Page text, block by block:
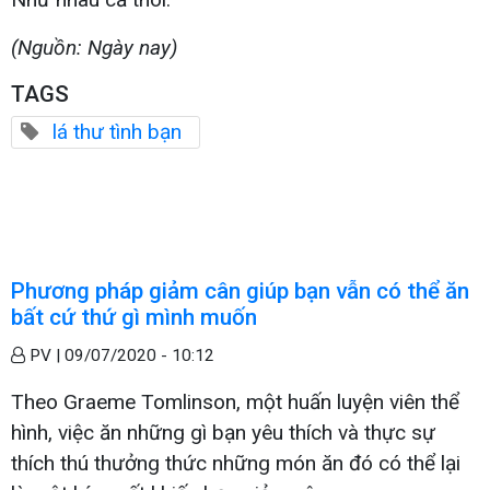
(Nguồn: Ngày nay)
TAGS
lá thư tình bạn
Phương pháp giảm cân giúp bạn vẫn có thể ăn
bất cứ thứ gì mình muốn
PV | 09/07/2020 - 10:12
Theo Graeme Tomlinson, một huấn luyện viên thể
hình, việc ăn những gì bạn yêu thích và thực sự
thích thú thưởng thức những món ăn đó có thể lại